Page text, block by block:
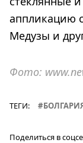
аппликацию
Медузы и
Фото:
ТЕГИ:
Поделиться в